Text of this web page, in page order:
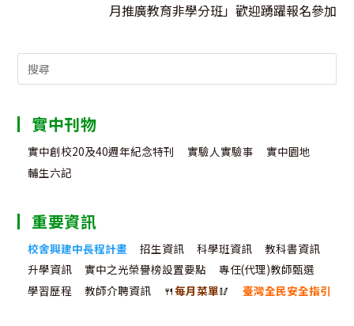
月推廣教育非學分班」歡迎踴躍報名參加
Search
for:
實中刊物
實中創校20及40週年紀念特刊 實驗人實驗事
實中園地
輔生六記
重要資訊
校舍興建中長程計畫 招生資訊 科學班資訊
教科書資訊
升學資訊
實中之光榮譽榜設置要點
專任(代理)教師甄選
學習歷程
教師介聘資訊 🍴每月菜單🥢 臺灣全民安全指引